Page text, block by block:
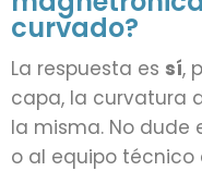
curvado?
La respuesta es sí,
capa, la curvatura
la misma. No dude
o al equipo técnico